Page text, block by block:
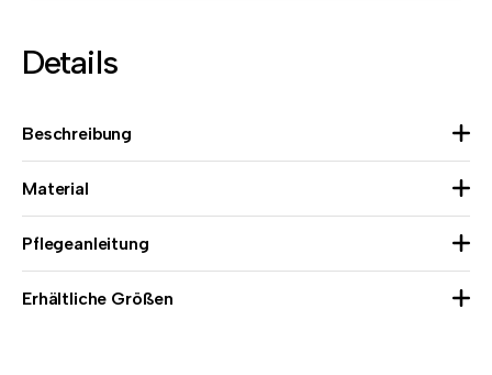
Details
Beschreibung
Material
Pflegeanleitung
Erhältliche Größen